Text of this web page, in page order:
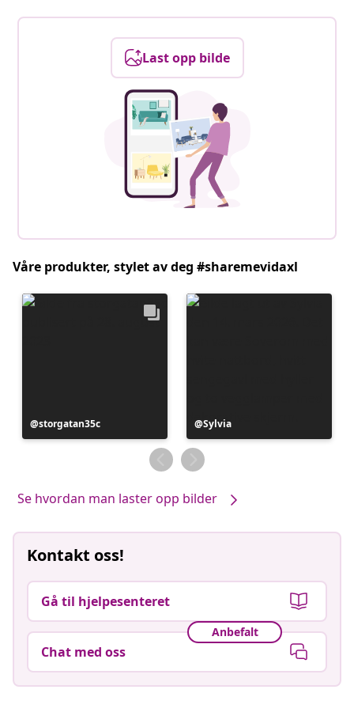
Last opp bilde
Våre produkter, stylet av deg #sharemevidaxl
Innlegg
publisert
storgatan35c
Innlegg
publisert
av
Sylvia
Se hvordan man laster opp bilder
Kontakt oss!
Gå til hjelpesenteret
Anbefalt
Chat med oss